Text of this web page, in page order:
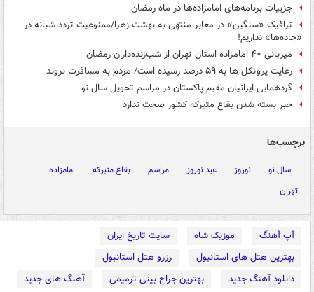
جزییات برنامه‌های امامزاده‌ها در ماه رمضان
ترافیک «سنگین» در معابر منتهی به بهشت زهرا/ممنوعیت تردد شبانه در
«جاده‌ها» نداریم!
میزبانی ۴۰ امامزاده استان تهران از شب‌زنده‌داران رمضان
رعایت پروتکل ها به ۵۹ درصد رسیده است/ مردم به مسافرت نروند
گردهمایی ایرانیان مقیم پاکستان در مراسم تحویل سال نو
خبر بسته شدن بقاع متبرکه کشور صحت ندارد
برچسب‌ها
سال نو نوروز عید نوروز مراسم بقاع متبرکه
امامزاده
تهران
آپ آهنگ موزیک شاه
سایت تاریخ ایران
بهترین هتل های استانبول
رزرو هتل استانبول
دانلود آهنگ جدید
بهترین جراح بینی ترمیمی
آهنگ های جدید